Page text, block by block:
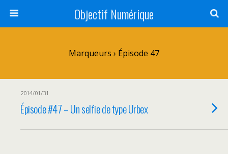
Objectif Numérique
Marqueurs › Épisode 47
2014/01/31
Épisode #47 – Un selfie de type Urbex